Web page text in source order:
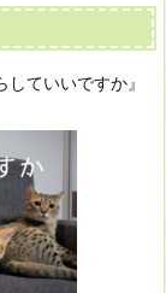
ていいですか』